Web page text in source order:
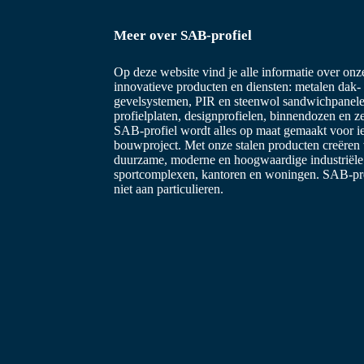
Meer over SAB-profiel
Op deze website vind je alle informatie over
innovatieve producten en diensten: metalen dak-
gevelsystemen, PIR en steenwol
profielplaten, designprofielen, binnendozen en
SAB-profiel wordt alles op maat gemaakt voor
bouwproject. Met onze stalen producten creëren
duurzame, moderne en hoogwaardige
sportcomplexen, kantoren en woningen. SAB-
niet aan particulieren.